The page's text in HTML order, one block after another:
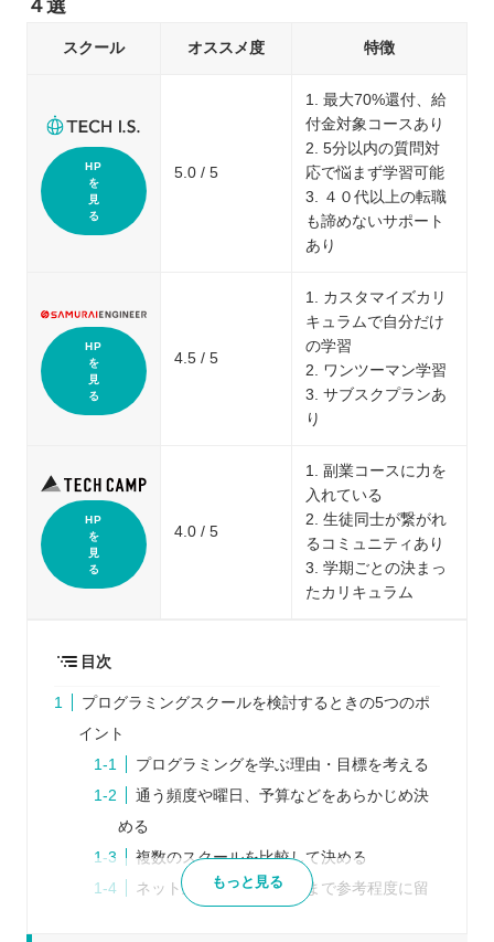
４選
スクール オススメ度 特徴
HP
を
見
る
5.0 / 5
1. 最大70%還付、給
付金対象コースあり
2. 5分以内の質問対
応で悩まず学習可能
3. ４０代以上の転職
も諦めないサポート
あり
HP
を
見
る
4.5 / 5
1. カスタマイズカリ
キュラムで自分だけ
の学習
2. ワンツーマン学習
3. サブスクプランあ
り
HP
を
見
る
4.0 / 5
1. 副業コースに力を
入れている
2. 生徒同士が繋がれ
るコミュニティあり
3. 学期ごとの決まっ
たカリキュラム
目次
プログラミングスクールを検討するときの5つのポ
イント
プログラミングを学ぶ理由・目標を考える
通う頻度や曜日、予算などをあらかじめ決
める
複数のスクールを比較して決める
ネット上の口コミはあくまで参考程度に留
もっと見る